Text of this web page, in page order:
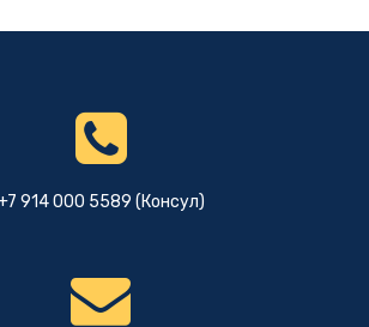
914 000 5589 (Консул)